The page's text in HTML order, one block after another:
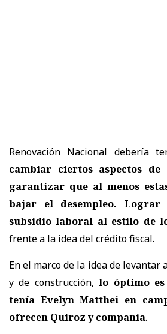
Renovación Nacional debería
cambiar ciertos aspectos de
garantizar que al menos
bajar el desempleo.
subsidio laboral al estilo de
frente a la idea del crédito fiscal.
En el marco de la idea de
y de construcción,lo óptimo
tenía Evelyn Matthei en
ofrecen Quiroz y compañía.